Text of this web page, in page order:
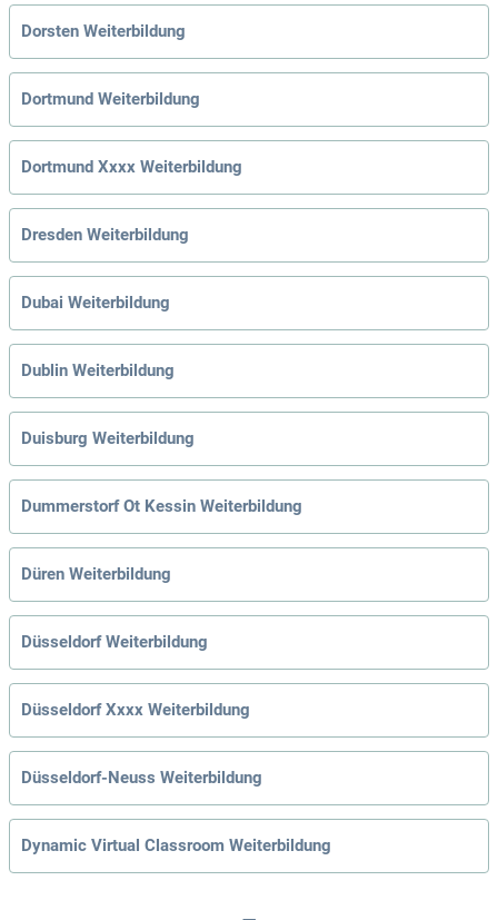
Dorsten Weiterbildung
Dortmund Weiterbildung
Dortmund Xxxx Weiterbildung
Dresden Weiterbildung
Dubai Weiterbildung
Dublin Weiterbildung
Duisburg Weiterbildung
Dummerstorf Ot Kessin Weiterbildung
Düren Weiterbildung
Düsseldorf Weiterbildung
Düsseldorf Xxxx Weiterbildung
Düsseldorf-Neuss Weiterbildung
Dynamic Virtual Classroom Weiterbildung